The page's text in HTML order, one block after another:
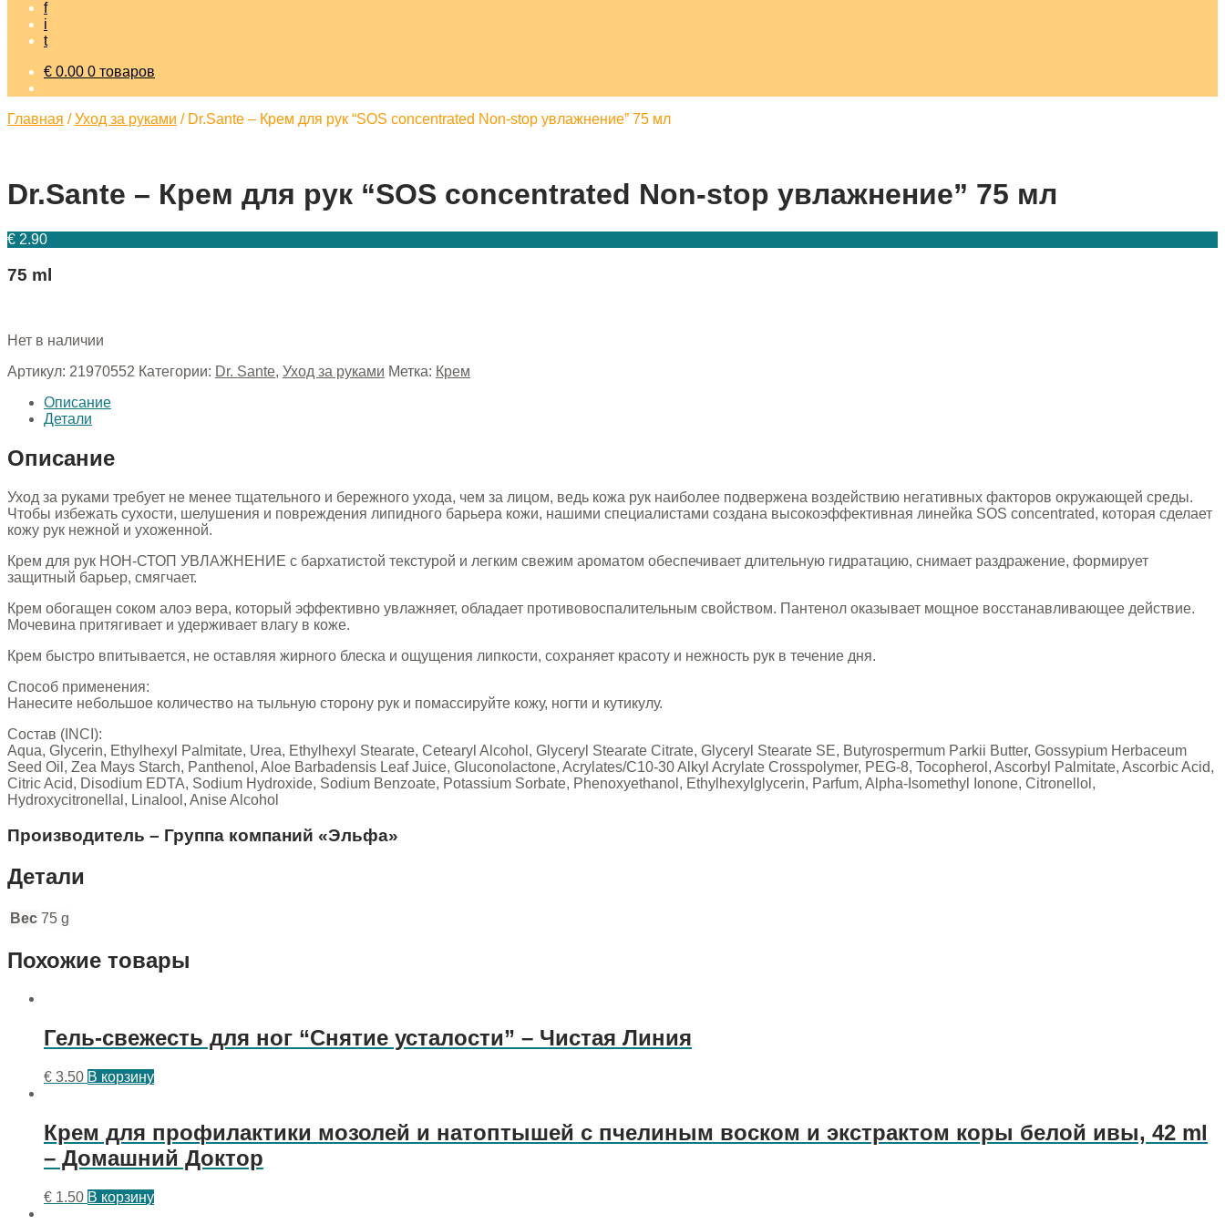
f
i
t
€ 0.00 0 товаров
Главная /Уход за руками / Dr.Sante – Крем для рук “SOS concentrated Non-stop увлажнение” 75 мл
Dr.Sante – Крем для рук “SOS concentrated Non-stop увлажнение” 75 мл
€ 2.90
75 ml
Нет в наличии
Артикул: 21970552 Категории: Dr. Sante, Уход за руками Метка: Крем
Описание
Детали
Описание
Уход за руками требует не менее тщательного и бережного ухода, чем за лицом, ведь кожа рук наиболее подвержена воздействию негативных факторов окружающей среды.
Чтобы избежать сухости, шелушения и повреждения липидного барьера кожи, нашими специалистами создана высокоэффективная линейка SOS concentrated, которая сделает
кожу рук нежной и ухоженной.
Крем для рук НОН-СТОП УВЛАЖНЕНИЕ с бархатистой текстурой и легким свежим ароматом обеспечивает длительную гидратацию, снимает раздражение, формирует
защитный барьер, смягчает.
Крем обогащен соком алоэ вера, который эффективно увлажняет, обладает противовоспалительным свойством. Пантенол оказывает мощное восстанавливающее действие.
Мочевина притягивает и удерживает влагу в коже.
Крем быстро впитывается, не оставляя жирного блеска и ощущения липкости, сохраняет красоту и нежность рук в течение дня.
Способ применения:
Нанесите небольшое количество на тыльную сторону рук и помассируйте кожу, ногти и кутикулу.
Состав (INCI):
Aqua, Glycerin, Ethylhexyl Palmitate, Urea, Ethylhexyl Stearate, Cetearyl Alcohol, Glyceryl Stearate Citrate, Glyceryl Stearate SE, Butyrospermum Parkii Butter, Gossypium Herbaceum
Seed Oil, Zea Mays Starch, Panthenol, Aloe Barbadensis Leaf Juice, Gluconolactone, Acrylates/C10-30 Alkyl Acrylate Crosspolymer, PEG-8, Tocopherol, Ascorbyl Palmitate, Ascorbic Acid,
Citric Acid, Disodium EDTA, Sodium Hydroxide, Sodium Benzoate, Potassium Sorbate, Phenoxyethanol, Ethylhexylglycerin, Parfum, Alpha-Isomethyl Ionone, Citronellol,
Hydroxycitronellal, Linalool, Anise Alcohol
Производитель – Группа компаний «Эльфа»
Детали
Вес 75 g
Похожие товары
Гель-свежесть для ног “Снятие усталости” – Чистая Линия
€ 3.50 В корзину
Крем для профилактики мозолей и натоптышей с пчелиным воском и экстрактом коры белой ивы, 42 ml
– Домашний Доктор
€ 1.50 В корзину